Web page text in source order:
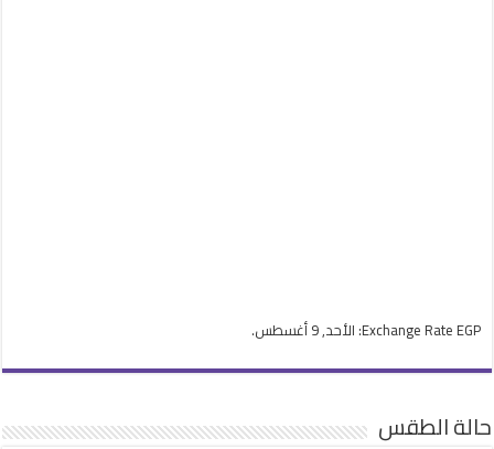
Exchange Rate EGP : الأحد, 9 أغسطس.
حالة الطقس